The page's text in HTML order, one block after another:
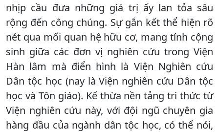
nhịp cầu đưa những giá trị ấy lan tỏa sâu
rộng đến công chúng. Sự gắn kết thể hiện rõ
nét qua mối quan hệ hữu cơ, mang tính cộng
sinh giữa các đơn vị nghiên cứu trong Viện
Hàn lâm mà điển hình là Viện Nghiên cứu
Dân tộc học (nay là Viện nghiên cứu Dân tộc
học và Tôn giáo). Kế thừa nền tảng tri thức từ
Viện nghiên cứu này, với đội ngũ chuyên gia
hàng đầu của ngành dân tộc học, có thể nói,